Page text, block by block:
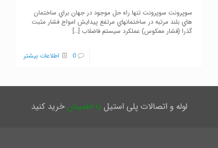
سوپرونت سوپرونت تنها راه حل موجود در جهان براي ساختمان
هاي بلند مرتبه در ساختمانهاي مرتفع پیدایش امواج فشار مثبت
گذرا (فشار معکوس) عملکرد سیستم فاضلاب […]
0 اطلاعات بیشتر
لوله و اتصالات پلی استیل با اطمینانخرید کنید